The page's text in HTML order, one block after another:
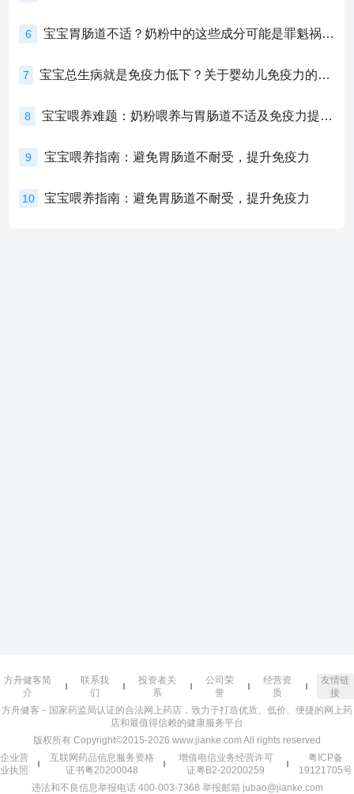
6 宝宝胃肠道不适？奶粉中的这些成分可能是罪魁祸首！
7 宝宝总生病就是免疫力低下？关于婴幼儿免疫力的真相，家长必须了解！
8 宝宝喂养难题：奶粉喂养与胃肠道不适及免疫力提升的奥秘
9 宝宝喂养指南：避免胃肠道不耐受，提升免疫力
10 宝宝喂养指南：避免胃肠道不耐受，提升免疫力
方舟健客简
介
联系我
们
投资者关
系
公司荣
誉
经营资
质
友情链
接
方舟健客－国家药监局认证的合法网上药店，致力于打造优质、低价、便捷的网上药
店和最值得信赖的健康服务平台
版权所有 Copyright©2015-2026 www.jianke.com All rights reserved
企业营
业执照
互联网药品信息服务资格
证书粤20200048
增值电信业务经营许可
证粤B2-20200259
粤ICP备
19121705号
违法和不良信息举报电话 400-003-7368 举报邮箱 jubao@jianke.com